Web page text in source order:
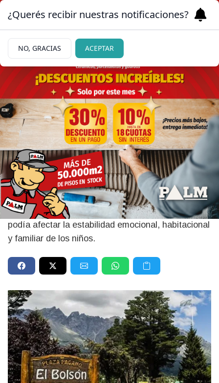
11/06/2026
Frenan mudanza de dos
niños fuera de Río Negro
tras una presentación
urgente de la madre
El fallo prohibió modificar el centro de vida de los
niños. La jueza advirtió que el eventual traslado
podía afectar la estabilidad emocional, habitacional
y familiar de los niños.
¿Querés recibir nuestras notificaciones?
NO, GRACIAS ACEPTAR